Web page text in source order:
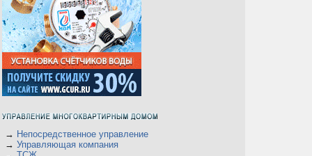
→ Непосредственное управление
→ Управляющая компания